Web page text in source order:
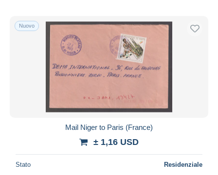
Nuovo
Mail Niger to Paris (France)
± 1,16 USD
Stato Residenziale